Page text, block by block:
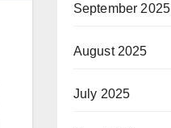
September 2025
August 2025
July 2025